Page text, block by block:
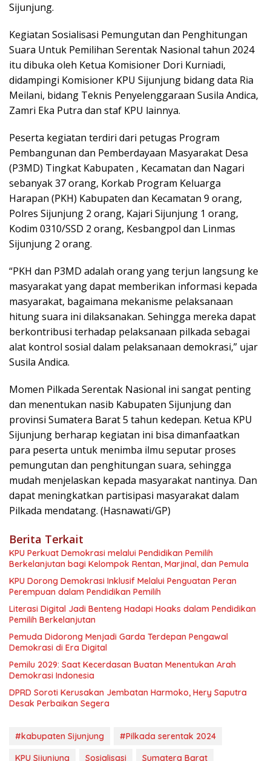
Sijunjung.
Kegiatan Sosialisasi Pemungutan dan Penghitungan
Suara Untuk Pemilihan Serentak Nasional tahun 2024
itu dibuka oleh Ketua Komisioner Dori Kurniadi,
didampingi Komisioner KPU Sijunjung bidang data Ria
Meilani, bidang Teknis Penyelenggaraan Susila Andica,
Zamri Eka Putra dan staf KPU lainnya.
Peserta kegiatan terdiri dari petugas Program
Pembangunan dan Pemberdayaan Masyarakat Desa
(P3MD) Tingkat Kabupaten , Kecamatan dan Nagari
sebanyak 37 orang, Korkab Program Keluarga
Harapan (PKH) Kabupaten dan Kecamatan 9 orang,
Polres Sijunjung 2 orang, Kajari Sijunjung 1 orang,
Kodim 0310/SSD 2 orang, Kesbangpol dan Linmas
Sijunjung 2 orang.
“PKH dan P3MD adalah orang yang terjun langsung ke
masyarakat yang dapat memberikan informasi kepada
masyarakat, bagaimana mekanisme pelaksanaan
hitung suara ini dilaksanakan. Sehingga mereka dapat
berkontribusi terhadap pelaksanaan pilkada sebagai
alat kontrol sosial dalam pelaksanaan demokrasi,” ujar
Susila Andica.
Momen Pilkada Serentak Nasional ini sangat penting
dan menentukan nasib Kabupaten Sijunjung dan
provinsi Sumatera Barat 5 tahun kedepan. Ketua KPU
Sijunjung berharap kegiatan ini bisa dimanfaatkan
para peserta untuk menimba ilmu seputar proses
pemungutan dan penghitungan suara, sehingga
mudah menjelaskan kepada masyarakat nantinya. Dan
dapat meningkatkan partisipasi masyarakat dalam
Pilkada mendatang. (Hasnawati/GP)
Berita Terkait
KPU Perkuat Demokrasi melalui Pendidikan Pemilih
Berkelanjutan bagi Kelompok Rentan, Marjinal, dan Pemula
KPU Dorong Demokrasi Inklusif Melalui Penguatan Peran
Perempuan dalam Pendidikan Pemilih
Literasi Digital Jadi Benteng Hadapi Hoaks dalam Pendidikan
Pemilih Berkelanjutan
Pemuda Didorong Menjadi Garda Terdepan Pengawal
Demokrasi di Era Digital
Pemilu 2029: Saat Kecerdasan Buatan Menentukan Arah
Demokrasi Indonesia
DPRD Soroti Kerusakan Jembatan Harmoko, Hery Saputra
Desak Perbaikan Segera
#kabupaten Sijunjung
#Pilkada serentak 2024
KPU Sijunjung
Sosialisasi Sumatera Barat